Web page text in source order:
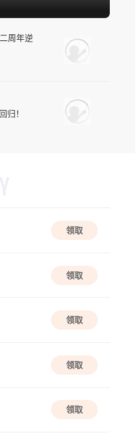
2.5D
怪物猎人：旅人
国风手游
2D 射击
周年逆
归！
领取
领取
领取
领取
领取